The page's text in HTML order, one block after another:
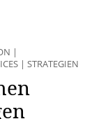
|
| STRATEGIEN